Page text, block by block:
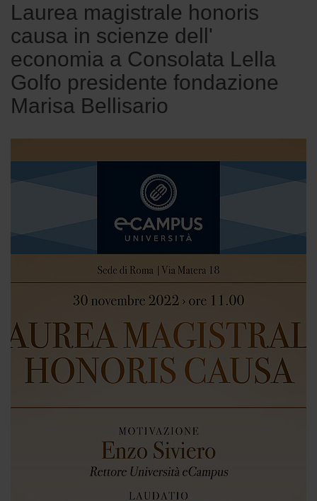
Laurea magistrale honoris
causa in scienze dell'
economia a Consolata Lella
Golfo presidente fondazione
Marisa Bellisario